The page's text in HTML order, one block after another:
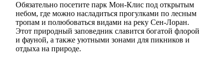
Обязательно посетите парк Мон-Клис под открытым
небом, где можно насладиться прогулками по лесным
тропам и полюбоваться видами на реку Сен-Лоран.
Этот природный заповедник славится богатой флорой
и фауной, а также уютными зонами для пикников и
отдыха на природе.